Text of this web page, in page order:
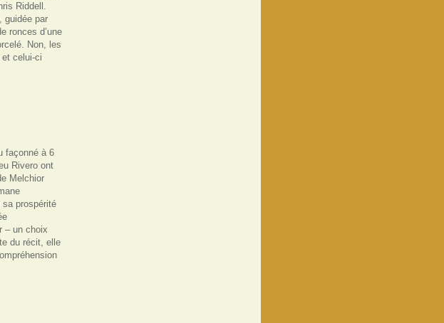
Riddell.
guidée par
ronces d’une
Non, les
celui-ci
façonné à 6
Rivero ont
Melchior
prospérité
– un choix
du récit, elle